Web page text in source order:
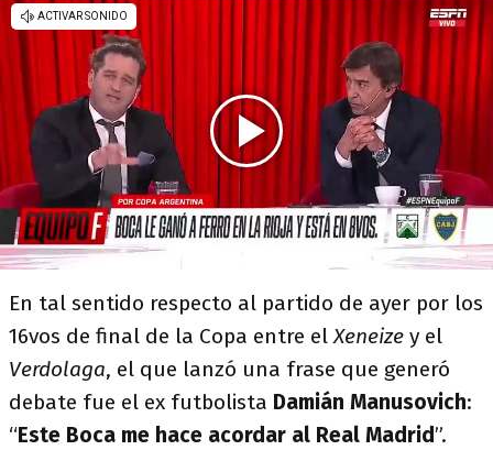
En tal sentido respecto al partido de ayer por los
16vos de final de la Copa entre elXeneize y el
Verdolaga, el que lanzó una frase que generó
debate fue el ex futbolista Damián Manusovich:
“Este Boca me hace acordar al Real Madrid”.